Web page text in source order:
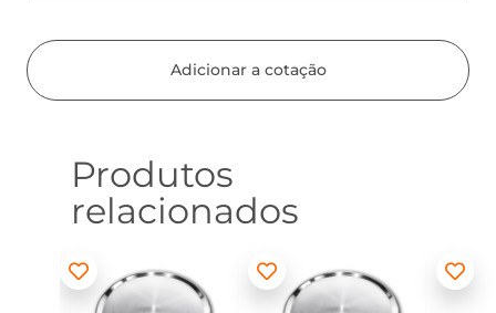
Adicionar a cotação
Produtos
relacionados